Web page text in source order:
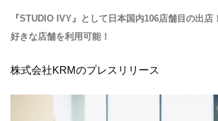
『STUDIO IVY』として日本国内106店舗目の出店
好きな店舗を利用可能！
株式会社KRMのプレスリリース